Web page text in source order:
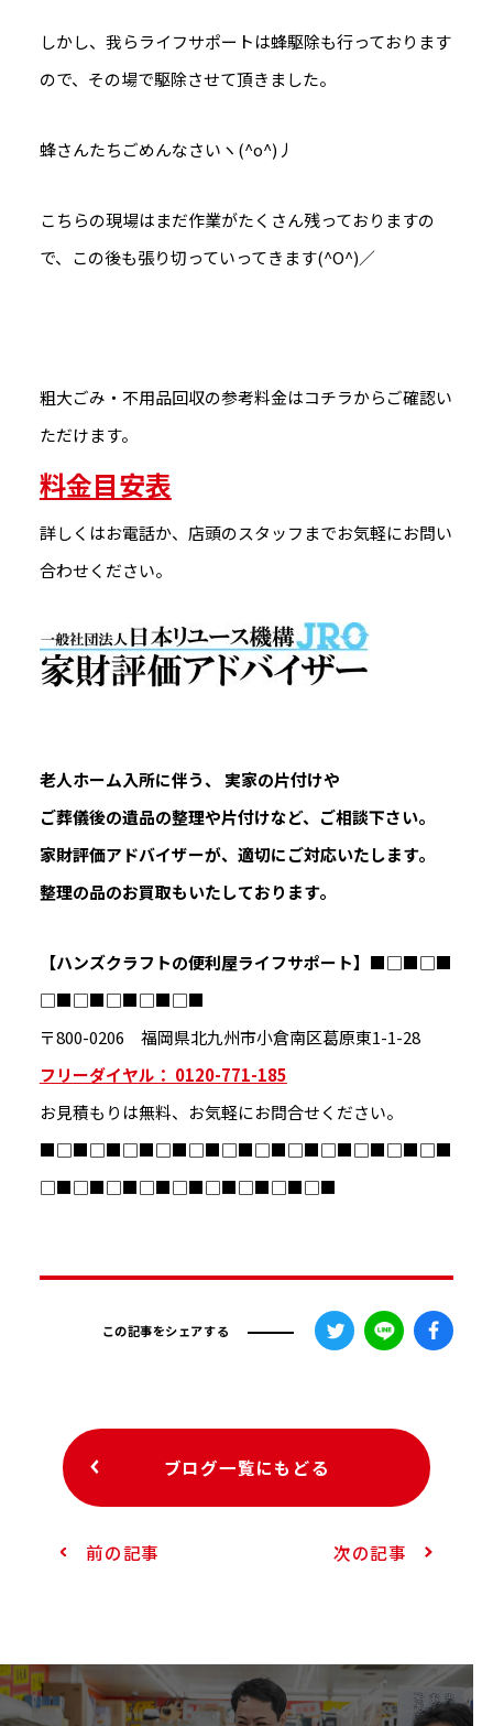
しかし、我らライフサポートは蜂駆除も行っております
ので、その場で駆除させて頂きました。
蜂さんたちごめんなさいヽ(^o^)丿
こちらの現場はまだ作業がたくさん残っておりますの
で、この後も張り切っていってきます(^O^)／
粗大ごみ・不用品回収の参考料金はコチラからご確認い
ただけます。
料金目安表
詳しくはお電話か、店頭のスタッフまでお気軽にお問い
合わせください。
老人ホーム入所に伴う、 実家の片付けや
ご葬儀後の遺品の整理や片付けなど、ご相談下さい。
家財評価アドバイザーが、適切にご対応いたします。
整理の品のお買取もいたしております。
【ハンズクラフトの便利屋ライフサポート】 ■□■□■
□■□■□■□■□■
〒800-0206 福岡県北九州市小倉南区葛原東1-1-28
フリーダイヤル： 0120-771-185
お見積もりは無料、お気軽にお問合せください。
■□■□■□■□■□■□■□■□■□■□■□■□■
□■□■□■□■□■□■□■□■□■
この記事をシェアする
前の記事
ブログ一覧にもどる
次の記事